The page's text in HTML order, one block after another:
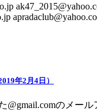
年2月4日）
のメール